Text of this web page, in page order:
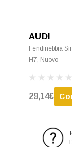
AUDI
Fendinebbia
H7, Nuovo
29,14€